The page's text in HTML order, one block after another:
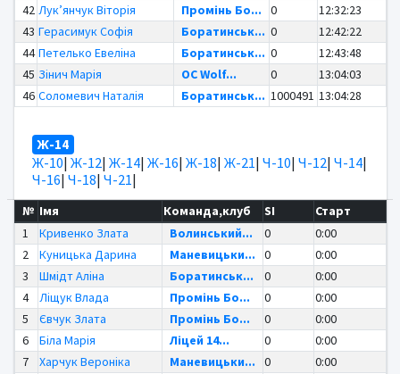
42 Лукʼянчук Віторія Промінь Бо... 0
12:32:23
43 Герасимук Софія Боратинськ... 0
12:42:22
44 Петелько Евеліна Боратинськ... 0
12:43:48
45 Зінич Марія OC Wolf... 0
13:04:03
46 Соломевич Наталія Боратинськ... 1000491 13:04:28
Ж-14
Ж-10| Ж-12| Ж-14| Ж-16| Ж-18| Ж-21| Ч-10| Ч-12| Ч-14|
Ч-16| Ч-18| Ч-21|
№ Імя Команда,клуб SI
Старт
1
Кривенко Злата Волинський... 0
0:00
2
Куницька Дарина Маневицьки... 0
0:00
3
Шмідт Аліна Боратинськ... 0
0:00
4
Ліщук Влада Промінь Бо... 0
0:00
5
Євчук Злата Промінь Бо... 0
0:00
6
Біла Марія Ліцей 14... 0
0:00
7
Харчук Вероніка Маневицьки... 0
0:00